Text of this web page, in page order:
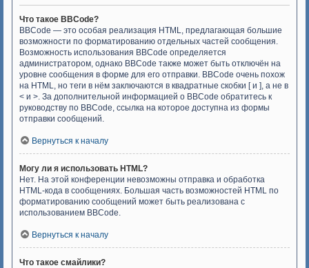
Что такое BBCode?
BBCode — это особая реализация HTML, предлагающая большие
возможности по форматированию отдельных частей сообщения.
Возможность использования BBCode определяется
администратором, однако BBCode также может быть отключён на
уровне сообщения в форме для его отправки. BBCode очень похож
на HTML, но теги в нём заключаются в квадратные скобки [ и ], а не в
< и >. За дополнительной информацией о BBCode обратитесь к
руководству по BBCode, ссылка на которое доступна из формы
отправки сообщений.
Вернуться к началу
Могу ли я использовать HTML?
Нет. На этой конференции невозможны отправка и обработка
HTML-кода в сообщениях. Большая часть возможностей HTML по
форматированию сообщений может быть реализована с
использованием BBCode.
Вернуться к началу
Что такое смайлики?